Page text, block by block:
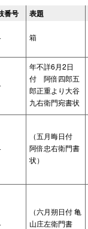
番号 表題
箱
年不詳6月2日
付 阿倍四郎五
郎正重より大谷
九右衛門宛書状
（五月晦日付
阿倍忠右衛門書
状）
（六月朔日付 亀
山庄左衛門書